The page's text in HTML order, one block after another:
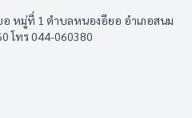
หมู่ที่ 1 ตำบลหนองอียอ อำเภอสนม
โทร 044-060380